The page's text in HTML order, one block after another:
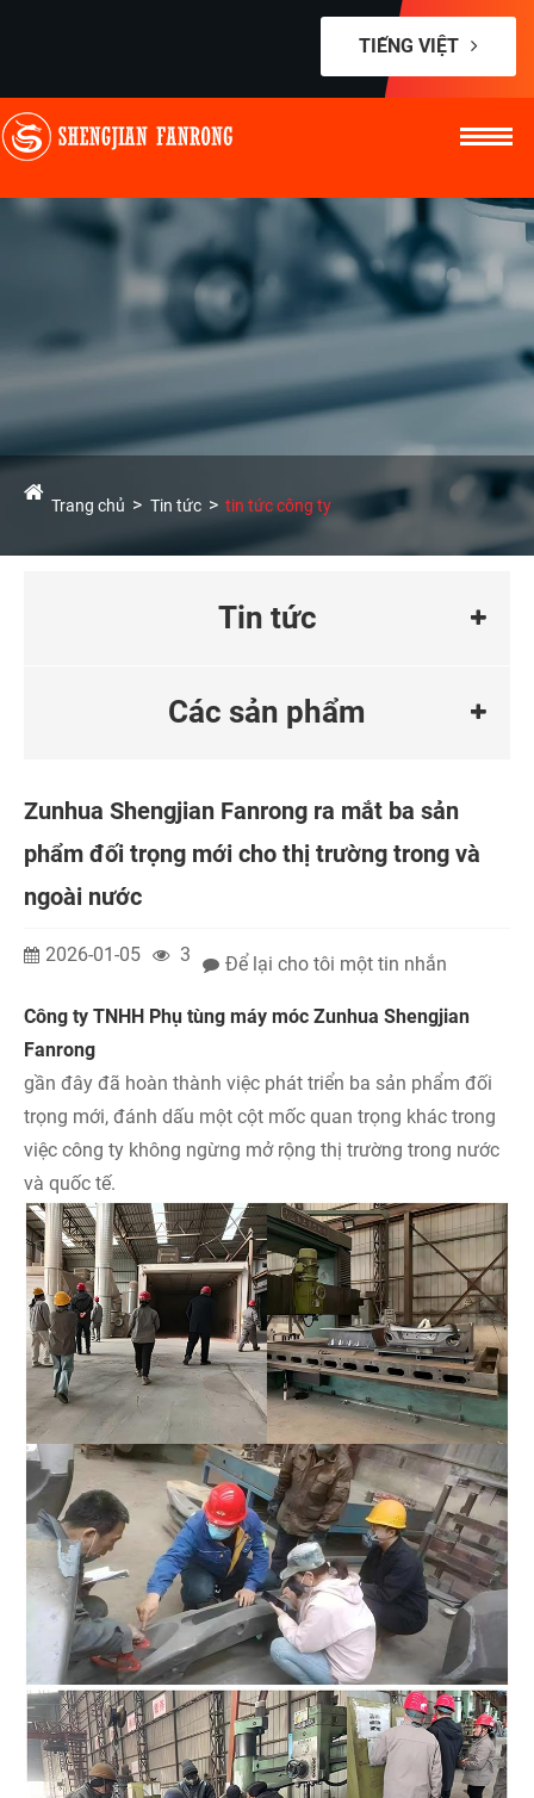
TIẾNG VIỆT
Trang chủ Tin tức tin tức công ty
Tin tức
Các sản phẩm
Zunhua Shengjian Fanrong ra mắt ba sản
phẩm đối trọng mới cho thị trường trong và
ngoài nước
2026-01-05 3 Để lại cho tôi một tin nhắn
Công ty TNHH Phụ tùng máy móc Zunhua Shengjian
Fanrong
gần đây đã hoàn thành việc phát triển ba sản phẩm đối
trọng mới, đánh dấu một cột mốc quan trọng khác trong
việc công ty không ngừng mở rộng thị trường trong nước
và quốc tế.